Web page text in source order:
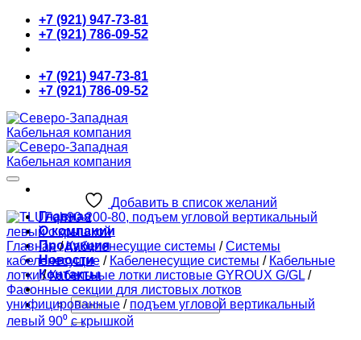
Skip
content
+7 (921) 947-73-81
+7 (921) 786-09-52
+7 (921) 947-73-81
+7 (921) 786-09-52
Главная
О компании
Продукция
Новости
Контакты
Искать:
Добавить в список желаний
Главная / Кабеленесущие системы / Системы
кабеленесущие / Кабеленесущие системы / Кабельные
лотки / Кабельные лотки листовые GYROUX G/GL /
Фасонные секции для листовых лотков
унифицированные / подъем угловой вертикальный
левый 90⁰ с крышкой